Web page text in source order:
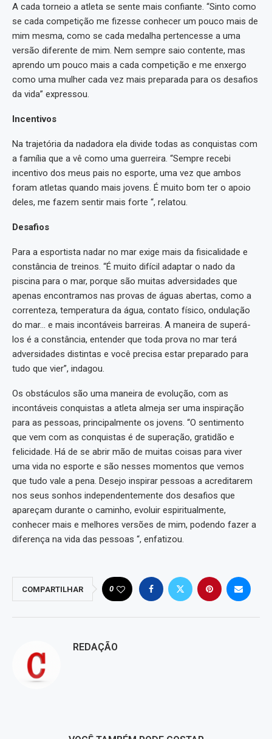
A cada torneio a atleta se sente mais confiante. “Sinto como
se cada competição me fizesse conhecer um pouco mais de
mim mesma, como se cada medalha pertencesse a uma
versão diferente de mim. Nem sempre saio contente, mas
aprendo um pouco mais a cada competição e me enxergo
como uma mulher cada vez mais preparada para os desafios
da vida” expressou.
Incentivos
Na trajetória da nadadora ela divide todas as conquistas com
a família que a vê como uma guerreira. “Sempre recebi
incentivo dos meus pais no esporte, uma vez que ambos
foram atletas quando mais jovens. É muito bom ter o apoio
deles, me fazem sentir mais forte “, relatou.
Desafios
Para a esportista nadar no mar exige mais da fisicalidade e
constância de treinos. “É muito difícil adaptar o nado da
piscina para o mar, porque são muitas adversidades que
apenas encontramos nas provas de águas abertas, como a
correnteza, temperatura da água, contato físico, ondulação
do mar… e mais incontáveis barreiras. A maneira de superá-
los é a constância, entender que toda prova no mar terá
adversidades distintas e você precisa estar preparado para
tudo que vier”, indagou.
Os obstáculos são uma maneira de evolução, com as
incontáveis conquistas a atleta almeja ser uma inspiração
para as pessoas, principalmente os jovens. “O sentimento
que vem com as conquistas é de superação, gratidão e
felicidade. Há de se abrir mão de muitas coisas para viver
uma vida no esporte e são nesses momentos que vemos
que tudo vale a pena. Desejo inspirar pessoas a acreditarem
nos seus sonhos independentemente dos desafios que
apareçam durante o caminho, evoluir espiritualmente,
conhecer mais e melhores versões de mim, podendo fazer a
diferença na vida das pessoas “, enfatizou.
COMPARTILHAR 0
REDAÇÃO